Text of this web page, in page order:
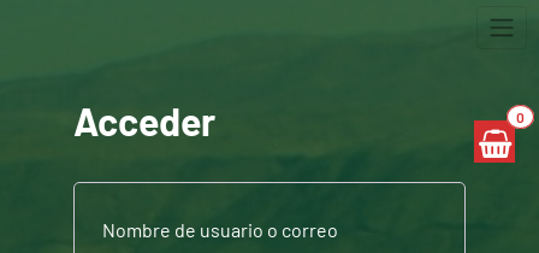
0
Acceder
Nombre de usuario o correo